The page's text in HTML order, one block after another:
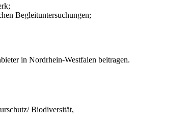
Begleituntersuchungen;
in Nordrhein-Westfalen beitragen.
Biodiversität,